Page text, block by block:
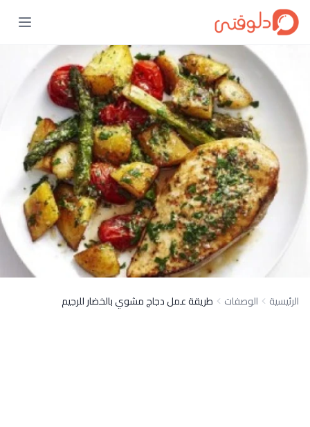
الرئيسية الوصفات طريقة عمل دجاج مشوي بالخضار للرجيم